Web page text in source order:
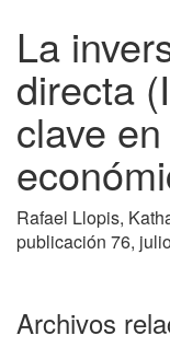
La
directa
clave
Rafael Llopis,
publicación 76,
Archivos